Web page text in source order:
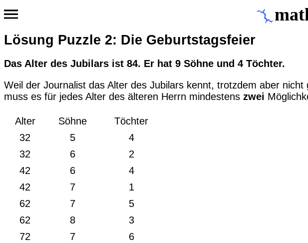
Lösung Puzzle 2: Die Geburtstagsfeier
Das Alter des Jubilars ist 84. Er hat 9 Söhne und 4 Töchter.
Weil der Journalist das Alter des Jubilars kennt, trotzdem aber
muss es für jedes Alter des älteren Herrn mindestens zwei
Alter Söhne
Töchter
32
5
4
32
6
2
42
6
4
42
7
1
62
7
5
62
8
3
72
7
6